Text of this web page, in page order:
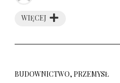
WIĘCEJ
BUDOWNICTWO, PRZEMYSŁ